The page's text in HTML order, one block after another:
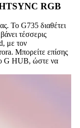
RGB
Το G735 διαθέτει
τέσσερις
με τον
Μπορείτε επίσης
G HUB, ώστε να